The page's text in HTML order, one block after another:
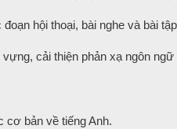
hội thoại, bài nghe và bài
cải thiện phản xạ ngôn
cơ bản về tiếng Anh.